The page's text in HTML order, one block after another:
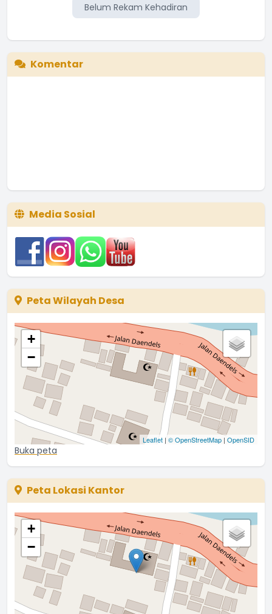
Belum Rekam Kehadiran
Komentar
Media Sosial
Peta Wilayah Desa
+
−
Leaflet | © OpenStreetMap | OpenSID
Buka peta
Peta Lokasi Kantor
+
−